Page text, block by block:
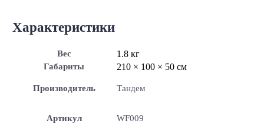
Характеристики
Вес 1.8 кг
Габариты 210 × 100 × 50 см
Производитель Тандем
Артикул WF009